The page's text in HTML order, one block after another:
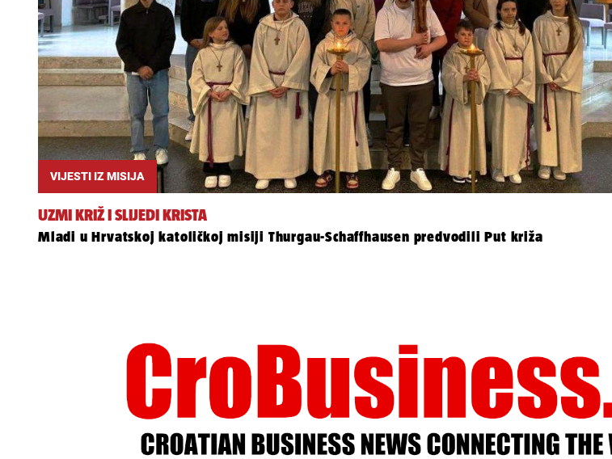
VIJESTI IZ MISIJA
UZMI KRIŽ I SLIJEDI KRISTA
Mladi u Hrvatskoj katoličkoj misiji Thurgau-Schaffhausen predvodili Put križa